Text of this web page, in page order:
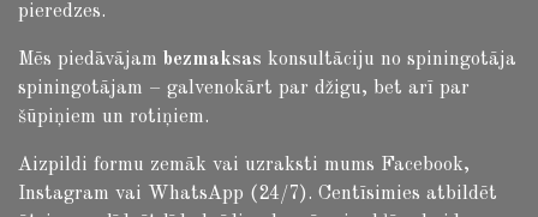
pieredzes.
Mēs piedāvājam bezmaksas konsultāciju no spiningotāja
spiningotājam – galvenokārt par džigu, bet arī par
šūpiņiem un rotiņiem.
Aizpildi formu zemāk vai uzraksti mums Facebook,
Instagram vai WhatsApp (24/7). Centīsimies atbildēt